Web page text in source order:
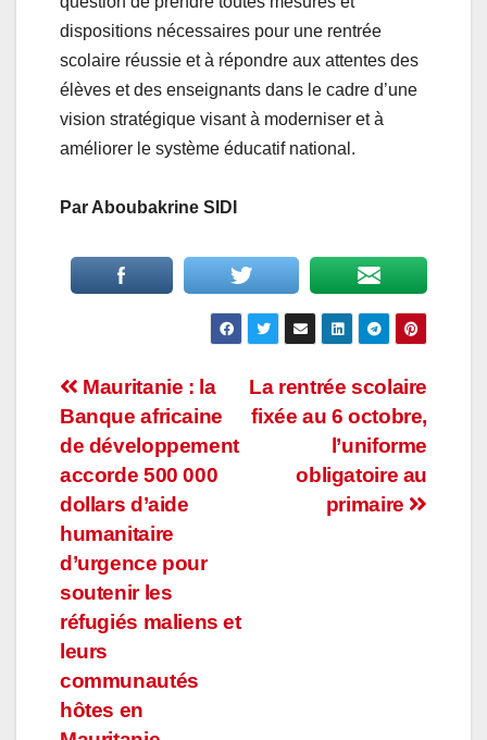
dispositions nécessaires pour une rentrée
scolaire réussie et à répondre aux attentes des
élèves et des enseignants dans le cadre d’une
vision stratégique visant à moderniser et à
améliorer le système éducatif national.
Par Aboubakrine SIDI
Navigation
de
l’article
La rentrée scolaire
fixée au 6 octobre,
l’uniforme
obligatoire au
primaire
Mauritanie : la
Banque africaine
de développement
accorde 500 000
dollars d’aide
humanitaire
d’urgence pour
soutenir les
réfugiés maliens et
leurs
communautés
hôtes en